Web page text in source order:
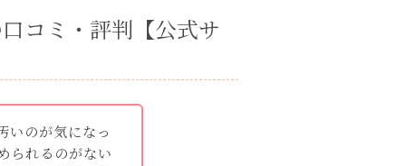
コミ・評判【公式サ
いのが気になっ
られるのがない